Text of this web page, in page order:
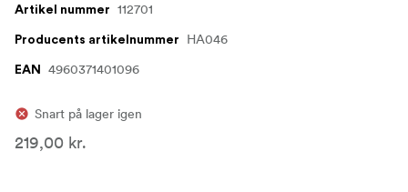
Artikel nummer 112701
Producents artikelnummer HA046
EAN 4960371401096
Snart på lager igen
219,00 kr.